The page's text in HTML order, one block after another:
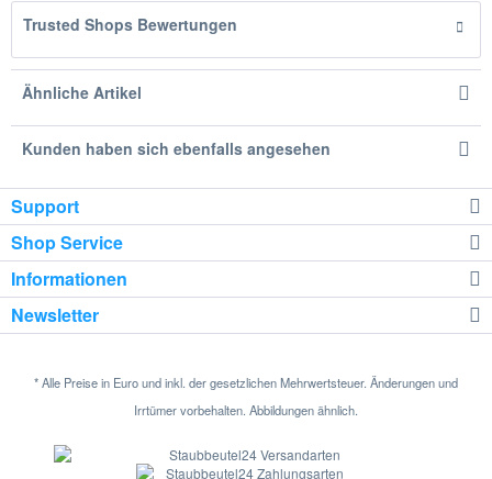
Trusted Shops Bewertungen
Ähnliche Artikel
Kunden haben sich ebenfalls angesehen
Support
Shop Service
Informationen
Newsletter
* Alle Preise in Euro und inkl. der gesetzlichen Mehrwertsteuer. Änderungen und
Irrtümer vorbehalten. Abbildungen ähnlich.